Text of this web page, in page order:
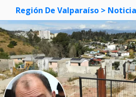
Región De Valparaíso > Noticia